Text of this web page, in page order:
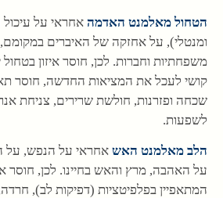
הטחול מאלמנט האדמה אחראי על עיכול
ומנטלי), על אחזקה של האיברים במקומם,
משפחתיות וחברות. לכן, חוסר איזון בטחול
קושי לעכל את המציאות החדשה, חוסר
שכחה ופזרנות, חולשת שרירים, צניחת
לשפעות.
הלב מאלמנט האש אחראי על הנפש, על
על האהבה, מרץ והאש בחיינו. לכן, חוסר
המתאפיין בפלפיטציות (דפיקות לב),